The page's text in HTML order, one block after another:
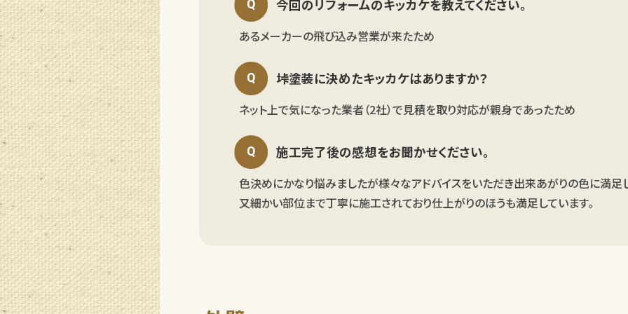
今回のリフォームのキッカケを教えてください。
あるメーカーの飛び込み営業が来たため
垰塗装に決めたキッカケはありますか？
ネット上で気になった業者（2社）で見積を取り対応が親身であったため
施工完了後の感想をお聞かせください。
色決めにかなり悩みましたが様々なアドバイスをいただき出来あがりの色に満足
又細かい部位まで丁寧に施工されており仕上がりのほうも満足しています。